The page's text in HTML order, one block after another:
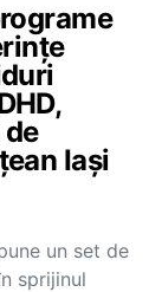
Iași
un set de
sprijinul